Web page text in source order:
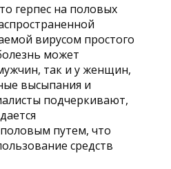
герпес на половых
вирусом простого
может
так и у женщин,
высыпания и
подчеркивают,
путем, что
средств